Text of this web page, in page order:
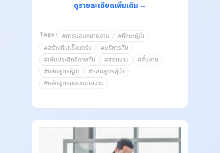
ดูรายละเอียดเพิ่มเติม →
Tags : #การมอบหมายงาน
#ทักษะผู้นำ
#สร้างทีมแข็งแกร่ง
#บริหารทีม
#เพิ่มประสิทธิภาพทีม
#สอนงาน
#สั่งงาน
#หลักสูตรผู้นำ
#หลักสูตรผู้นำ
#หลักสูตรมอบหมายงาน